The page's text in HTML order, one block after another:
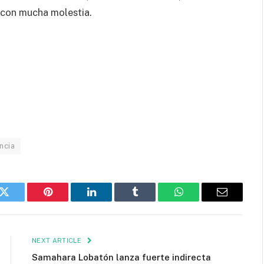
mucha molestia.
Twitter Pinterest LinkedIn Tumblr WhatsAppEmail
NEXT ARTICLE
Samahara Lobatón lanza fuerte indirecta